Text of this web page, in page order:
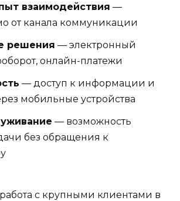
взаимодействия —
от канала коммуникации
решения — электронный
онлайн-платежи
— доступ к информации и
мобильные устройства
— возможность
без обращения к
с крупными клиентами в